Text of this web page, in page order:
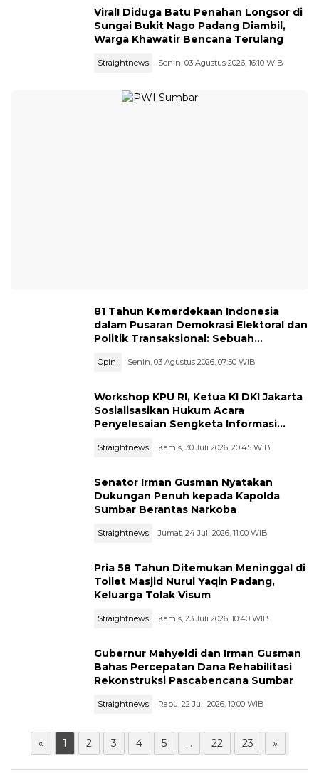
Viral! Diduga Batu Penahan Longsor di
Sungai Bukit Nago Padang Diambil,
Warga Khawatir Bencana Terulang
Straightnews Senin, 03 Agustus 2026, 16:10 WIB
81 Tahun Kemerdekaan Indonesia
dalam Pusaran Demokrasi Elektoral dan
Politik Transaksional: Sebuah
Opini Senin, 03 Agustus 2026, 07:50 WIB
Workshop KPU RI, Ketua KI DKI Jakarta
Sosialisasikan Hukum Acara
Penyelesaian Sengketa Informasi
Straightnews Kamis, 30 Juli 2026, 20:45 WIB
Senator Irman Gusman Nyatakan
Dukungan Penuh kepada Kapolda
Sumbar Berantas Narkoba
Straightnews Jumat, 24 Juli 2026, 11:00 WIB
Pria 58 Tahun Ditemukan Meninggal di
Toilet Masjid Nurul Yaqin Padang,
Keluarga Tolak Visum
Straightnews Kamis, 23 Juli 2026, 10:40 WIB
Gubernur Mahyeldi dan Irman Gusman
Bahas Percepatan Dana Rehabilitasi
Rekonstruksi Pascabencana Sumbar
Straightnews Rabu, 22 Juli 2026, 10:00 WIB
« 1 2 3 4 5 ... 22 23 »